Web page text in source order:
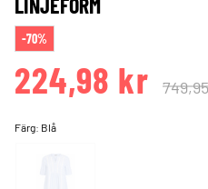
LINJEFORM
-70%
224,98 kr
Färg: Blå